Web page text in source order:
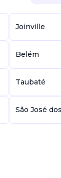
Joinville
Belém
Taubaté
São José